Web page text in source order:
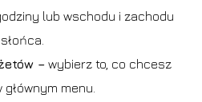
lub wschodu i zachodu
słońca.
– wybierz to, co chcesz
głównym menu.